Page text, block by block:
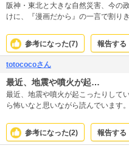
阪神・東北と大きな自然災害、今の
けに、『漫画だから』の一言で割り
して、またこんな救世主は今の政
観が変わるかもしれません。
参考になった(7) 報告する
totococoさん
最近、地震や噴火が起…
最近、地震や噴火が起こったりして
ら怖いなと思いながら読んでいます
り(？)過ぎて現実味はないけど、続
ってほしいです。
参考になった(2) 報告する